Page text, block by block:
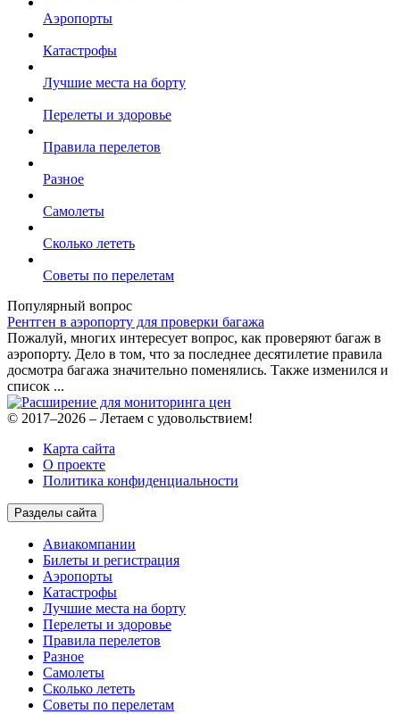
Аэропорты
Катастрофы
Лучшие места на борту
Перелеты и здоровье
Правила перелетов
Разное
Самолеты
Сколько лететь
Советы по перелетам
Популярный вопрос
Рентген в аэропорту для проверки багажа
Пожалуй, многих интересует вопрос, как проверяют багаж в
аэропорту. Дело в том, что за последнее десятилетие правила
досмотра багажа значительно поменялись. Также изменился и
список ...
© 2017–2026 – Летаем с удовольствием!
Карта сайта
О проекте
Политика конфиденциальности
Разделы сайта
Авиакомпании
Билеты и регистрация
Аэропорты
Катастрофы
Лучшие места на борту
Перелеты и здоровье
Правила перелетов
Разное
Самолеты
Сколько лететь
Советы по перелетам